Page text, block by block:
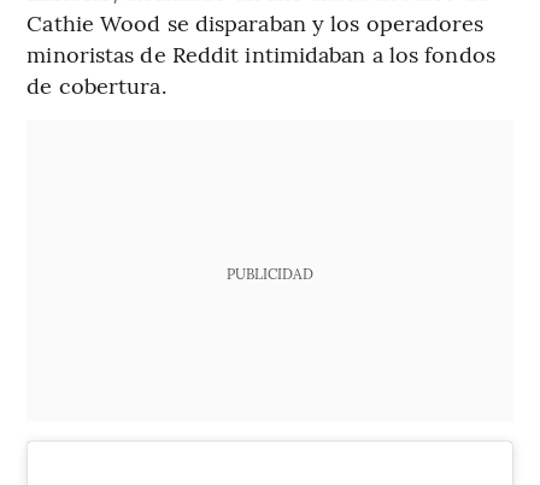
Cathie Wood se disparaban y los operadores
minoristas de Reddit intimidaban a los fondos
de cobertura.
PUBLICIDAD